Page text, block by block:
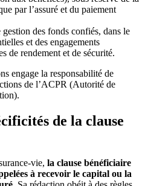
par l’assuré et du paiement
des fonds confiés, dans le
et des engagements
de rendement et de sécurité.
engage la responsabilité de
de l’ACPR (Autorité de
de la clause
vie, la clause bénéficiaire
à recevoir le capital ou la